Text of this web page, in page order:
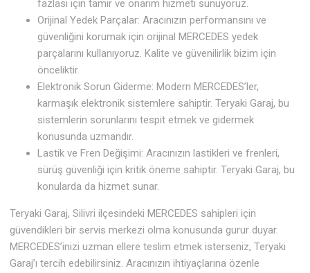
fazlası için tamir ve onarım hizmeti sunuyoruz.
Orijinal Yedek Parçalar: Aracınızın performansını ve
güvenliğini korumak için orijinal MERCEDES yedek
parçalarını kullanıyoruz. Kalite ve güvenilirlik bizim için
önceliktir.
Elektronik Sorun Giderme: Modern MERCEDES’ler,
karmaşık elektronik sistemlere sahiptir. Teryaki Garaj, bu
sistemlerin sorunlarını tespit etmek ve gidermek
konusunda uzmandır.
Lastik ve Fren Değişimi: Aracınızın lastikleri ve frenleri,
sürüş güvenliği için kritik öneme sahiptir. Teryaki Garaj, bu
konularda da hizmet sunar.
Teryaki Garaj, Silivri ilçesindeki MERCEDES sahipleri için
güvendikleri bir servis merkezi olma konusunda gurur duyar.
MERCEDES’inizi uzman ellere teslim etmek isterseniz, Teryaki
Garaj’ı tercih edebilirsiniz. Aracınızın ihtiyaçlarına özenle